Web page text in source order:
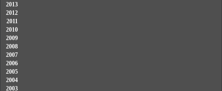
2013
2012
2011
2010
2009
2008
2007
2006
2005
2004
2003